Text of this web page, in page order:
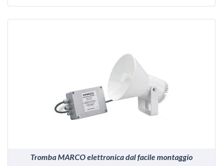
Tromba MARCO elettronica dal facile montaggio